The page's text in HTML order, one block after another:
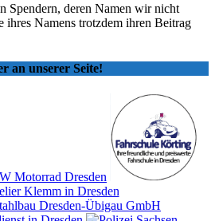
Spendern, deren Namen wir nicht
ihres Namens trotzdem ihren Beitrag
an unserer Seite!